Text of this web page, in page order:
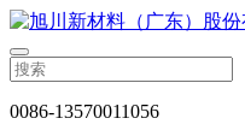
0086-13570011056